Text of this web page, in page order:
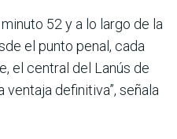
52 y a lo largo de la
el punto penal, cada
el central del Lanús de
definitiva”, señala